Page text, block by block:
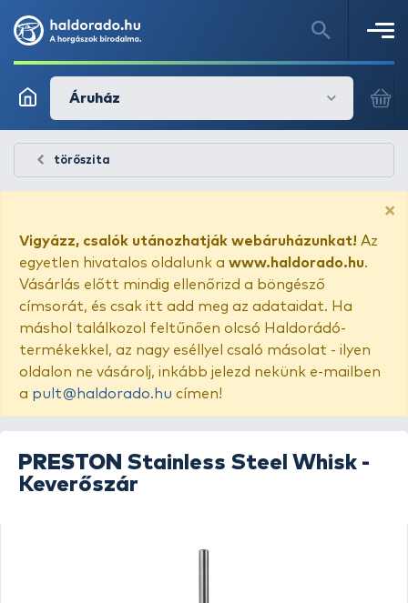
Áruház
törőszita
×
Vigyázz, csalók utánozhatják webáruházunkat! Az
egyetlen hivatalos oldalunk a www.haldorado.hu.
Vásárlás előtt mindig ellenőrizd a böngésző
címsorát, és csak itt add meg az adataidat. Ha
máshol találkozol feltűnően olcsó Haldorádó-
termékekkel, az nagy eséllyel csaló másolat - ilyen
oldalon ne vásárolj, inkább jelezd nekünk e-mailben
a pult@haldorado.hu címen!
PRESTON Stainless Steel Whisk -
Keverőszár